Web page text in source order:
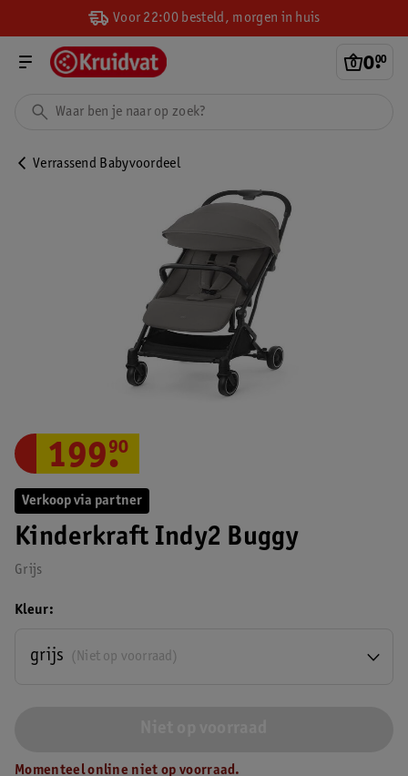
Voor 22:00 besteld, morgen in huis
0.
00
Verrassend Babyvoordeel
Verkoop via partner
Kinderkraft Indy2 Buggy
Grijs
199.
90
Kleur
(Niet op voorraad)
grijs
Momenteel online niet op voorraad.